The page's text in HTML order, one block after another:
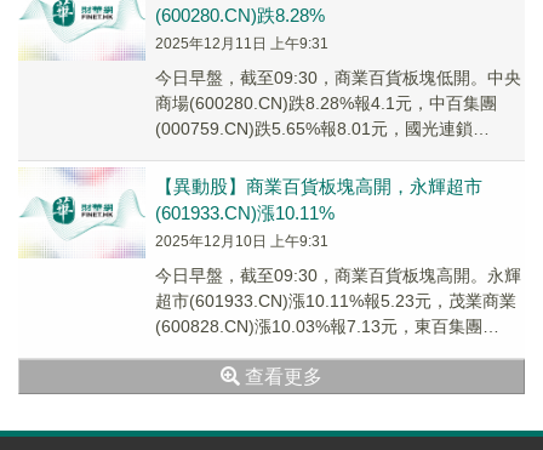
(600280.CN)跌8.28%
2025年12月11日 上午9:31
今日早盤，截至09:30，商業百貨板塊低開。中央
商場(600280.CN)跌8.28%報4.1元，中百集團
(000759.CN)跌5.65%報8.01元，國光連鎖
【異動股】商業百貨板塊高開，永輝超市
(601933.CN)漲10.11%
2025年12月10日 上午9:31
今日早盤，截至09:30，商業百貨板塊高開。永輝
超市(601933.CN)漲10.11%報5.23元，茂業商業
(600828.CN)漲10.03%報7.13元，東百集團
查看更多